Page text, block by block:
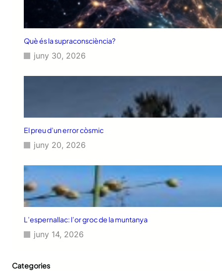
Què és la supraconsciència?
juny 30, 2026
El preu d’un error còsmic
juny 20, 2026
L’espernallac: l’or groc de la muntanya
juny 14, 2026
Categories